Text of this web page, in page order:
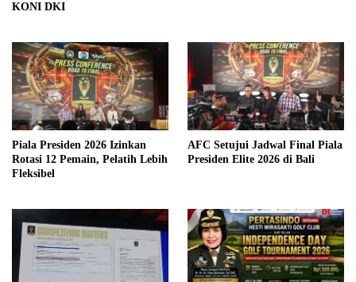
KONI DKI
Piala Presiden 2026 Izinkan
Rotasi 12 Pemain, Pelatih Lebih
Fleksibel
AFC Setujui Jadwal Final Piala
Presiden Elite 2026 di Bali